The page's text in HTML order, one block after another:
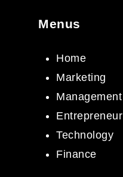
Menus
Home
Marketing
Management
Entrepreneur
Technology
Finance